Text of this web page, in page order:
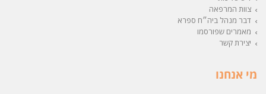
צוות המרפאה
דבר מנהל ביה״ח ספרא
מאמרים שפורסמו
יצירת קשר
מי אנחנו